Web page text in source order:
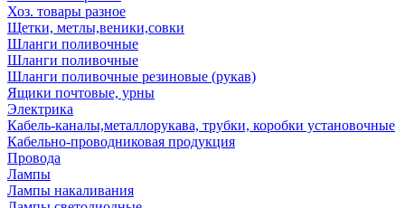
Хоз. товары разное
Щетки, метлы,веники,совки
Шланги поливочные
Шланги поливочные
Шланги поливочные резиновые (рукав)
Ящики почтовые, урны
Электрика
Кабель-каналы,металлорукава, трубки, коробки установочные
Кабельно-проводниковая продукция
Провода
Лампы
Лампы накаливания